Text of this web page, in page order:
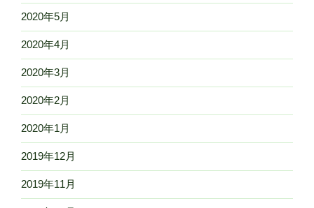
2020年5月
2020年4月
2020年3月
2020年2月
2020年1月
2019年12月
2019年11月